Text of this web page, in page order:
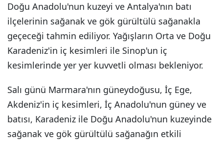
Doğu Anadolu'nun kuzeyi ve Antalya'nın batı
ilçelerinin sağanak ve gök gürültülü sağanakla
geçeceği tahmin ediliyor. Yağışların Orta ve Doğu
Karadeniz'in iç kesimleri ile Sinop'un iç
kesimlerinde yer yer kuvvetli olması bekleniyor.
Salı günü Marmara'nın güneydoğusu, İç Ege,
Akdeniz'in iç kesimleri, İç Anadolu'nun güney ve
batısı, Karadeniz ile Doğu Anadolu'nun kuzeyinde
sağanak ve gök gürültülü sağanağın etkili